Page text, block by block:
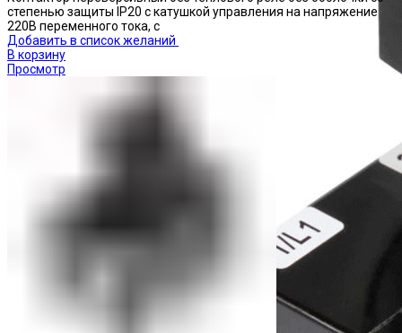
степенью защиты IP20 с катушкой управления на напряжение
220В переменного тока, с
Добавить в список желаний
В корзину
Просмотр